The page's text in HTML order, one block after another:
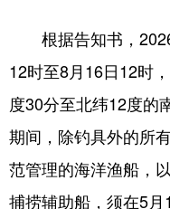
根据告知书，2026
12时至8月16日12时
度30分至北纬12度的
期间，除钓具外的所
范管理的海洋渔船，
捕捞辅助船，须在5